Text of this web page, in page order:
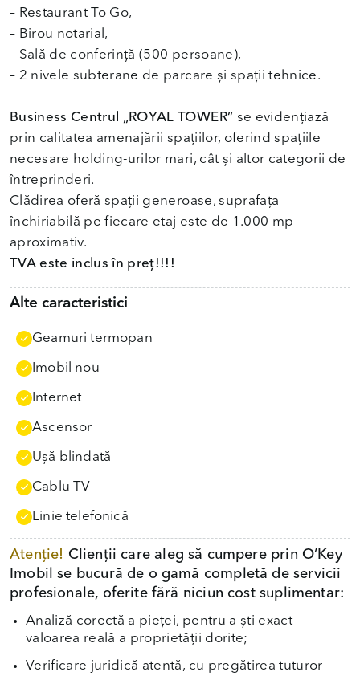
– Restaurant To Go,
– Birou notarial,
– Sală de conferință (500 persoane),
– 2 nivele subterane de parcare și spații tehnice.
Business Centrul „ROYAL TOWER” se evidențiază
prin calitatea amenajării spațiilor, oferind spațiile
necesare holding-urilor mari, cât și altor categorii de
întreprinderi.
Clădirea oferă spații generoase, suprafața
închiriabilă pe fiecare etaj este de 1.000 mp
TVA este inclus în preț!!!!
Alte caracteristici
Geamuri termopan
Imobil nou
Internet
Ascensor
Uşă blindată
Cablu TV
Linie telefonică
Atenție! Clienții care aleg să cumpere prin O’Key
Imobil se bucură de o gamă completă de servicii
profesionale, oferite fără niciun cost suplimentar:
Analiză corectă a pieței, pentru a ști exact
valoarea reală a proprietății dorite;
Verificare juridică atentă, cu pregătirea tuturor